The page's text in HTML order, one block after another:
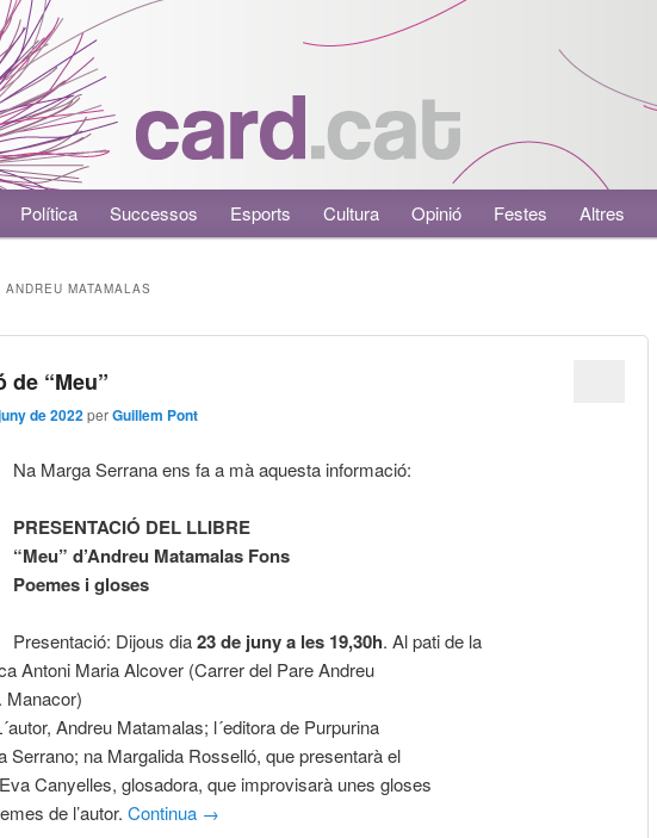
principal
secundari
Política Successos Esports Cultura Opinió Festes Altres
ANDREU MATAMALAS
de “Meu”
de 2022perGuillem Pont
Na Marga Serrana ens fa a mà aquesta informació:
PRESENTACIÓ DEL LLIBRE
“Meu” d’Andreu Matamalas Fons
Poemes i gloses
Presentació: Dijous dia23 de juny a les 19,30h. Al pati de la
Antoni Maria Alcover (Carrer del Pare Andreu
Manacor)
Andreu Matamalas; l´editora de Purpurina
Serrano; na Margalida Rosselló, que presentarà el
Canyelles, glosadora, que improvisarà unes gloses
de l’autor.Continua →